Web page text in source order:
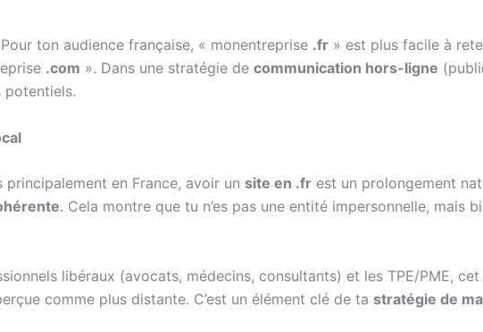
ton audience française, « monentreprise .fr » est plus facile à
.com ». Dans une stratégie de communication hors-ligne
potentiels.
en France, avoir un site en .fr est un prolongement
. Cela montre que tu n’es pas une entité impersonnelle, mais
libéraux (avocats, médecins, consultants) et les TPE/PME,
comme plus distante. C’est un élément clé de ta stratégie de